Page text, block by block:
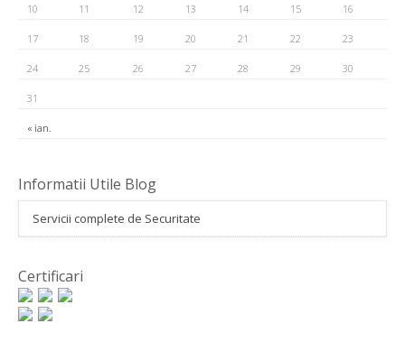
« ian.
10 11 12 13 14 15 16
17 18 19 20 21 22 23
24 25 26 27 28 29 30
31
Informatii Utile Blog
Servicii complete de Securitate
Certificari